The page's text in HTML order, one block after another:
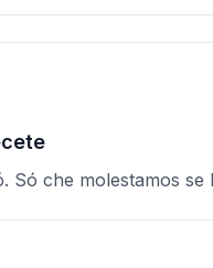
Só che molestamos